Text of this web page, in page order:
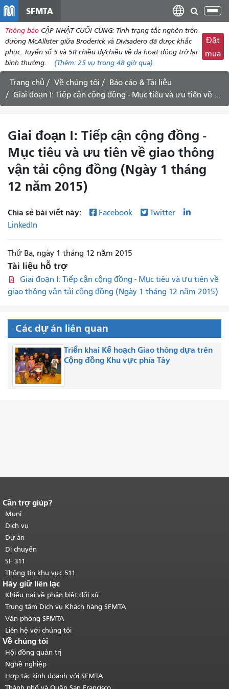
dung
SFMTA
Thông báo CẬP NHẬT CUỐI CÙNG: Tình trạng tắc nghẽn trên
đường McAllister giữa Broderick và Divisadero đã được khắc
phục. Tuyến số 5 và 5R chiều đi/chiều về đã hoạt động trở lại
bình thường.
(Thêm: 25 vụ trong 48 giờ qua)
Đặt
mua
Trang chủ Về chúng tôi
Báo cáo & Tài liệu
Giai đoạn I: Tiếp cận cộng đồng - Mục tiêu và ưu tiên về giao thông vận tải cộng đồng (Ngày 1 tháng 12 năm 2015)
Giai đoạn I: Tiếp cận cộng đồng -
Mục tiêu và ưu tiên về giao thông
vận tải cộng đồng (Ngày 1 tháng
12 năm 2015)
Chia sẻ bài viết này: Facebook
Twitter
LinkedIn
Thứ Ba, ngày 1 tháng 12 năm 2015
Tài liệu hỗ trợ
Giai đoạn I: Tiếp cận cộng đồng - Mục tiêu và ưu tiên về
giao thông vận tải cộng đồng (Ngày 1 tháng 12 năm 2015)
Các dự án liên quan
Triển khai Kế hoạch Giao thông dựa trên
Cộng đồng Khu vực phía Tây
Kết thúc nội dung trang.
của trang này được lặp lại trên mọi
trang.Quay lại đầu trang nội dung
chính.
Cần trợ giúp?
Muni
Dịch vụ
Dự án
Di chuyển
SF 311
Thông tin khu vực 511
Hãy giữ liên lạc
Khiếu nại về phân biệt đối xử
Trung tâm Dịch vụ Khách hàng SFMTA
Văn phòng SFMTA
Liên hệ với chúng tôi
Về chúng tôi
Hội đồng quản trị
Nghề nghiệp
Hợp tác kinh doanh với SFMTA